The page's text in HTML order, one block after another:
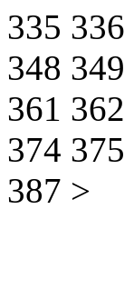
335 336
348 349
361 362
374 375
387 >